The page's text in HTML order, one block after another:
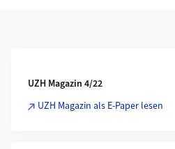
UZH Magazin 4/22
UZH Magazin als E-Paper lesen